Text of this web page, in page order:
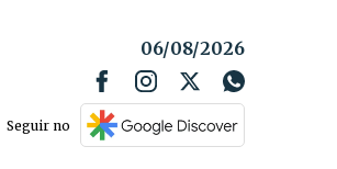
06/08/2026
Seguir no